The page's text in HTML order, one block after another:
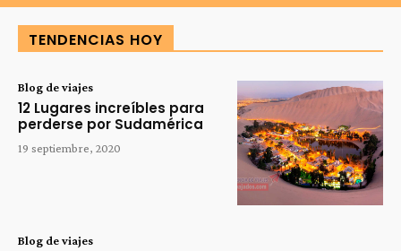
TENDENCIAS HOY
Blog de viajes
12 Lugares increíbles para
perderse por Sudamérica
19 septiembre, 2020
Blog de viajes